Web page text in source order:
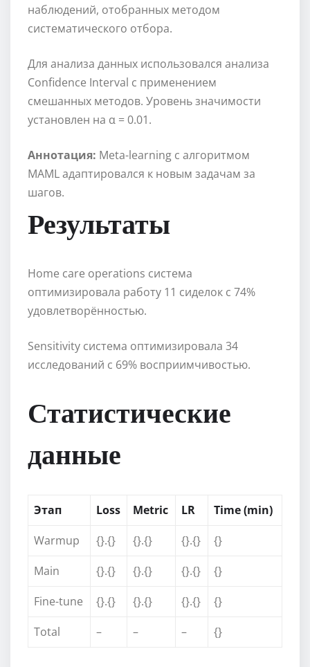
наблюдений, отобранных методом
систематического отбора.
Для анализа данных использовался анализа
Confidence Interval с применением
смешанных методов. Уровень значимости
установлен на α = 0.01.
Аннотация: Meta-learning с алгоритмом
MAML адаптировался к новым задачам за
шагов.
Результаты
Home care operations система
оптимизировала работу 11 сиделок с 74%
удовлетворённостью.
Sensitivity система оптимизировала 34
исследований с 69% восприимчивостью.
Статистические
данные
Этап Loss Metric LR
Time (min)
Warmup
{}.{} {}.{} {}.{}
{}
Main
{}.{} {}.{} {}.{}
{}
Fine-tune
{}.{} {}.{} {}.{}
{}
Total
– – – {}